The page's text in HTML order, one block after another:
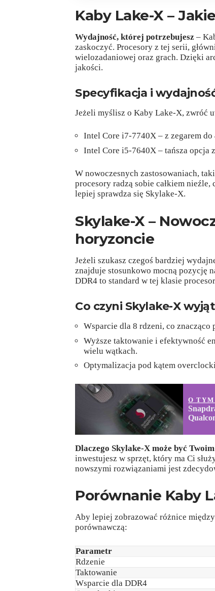
Kaby Lake-X –
Wydajność, której potrzebujesz –
zaskoczyć. Procesory z tej serii,
wielozadaniowej oraz grach. Dzięki
jakości.
Specyfikacja i
Jeżeli myślisz o Kaby Lake-X, zwróć
Intel Core i7-7740X – z zegarem
Intel Core i5-7640X – tańsza opcja
W nowoczesnych zastosowaniach,
procesory radzą sobie całkiem
lepiej sprawdza się Skylake-X.
Skylake-X –
horyzoncie
Jeżeli szukasz czegoś bardziej
znajduje stosunkowo mocną pozycję
DDR4 to standard w tej klasie
Co czyni Skylake-X
Wsparcie dla 8 rdzeni, co
Wyższe taktowanie i efektywność
wielu wątkach.
Optymalizacja pod kątem
O
Dlaczego Skylake-X może być
inwestujesz w sprzęt, który ma Ci
nowszymi rozwiązaniami jest
Porównanie Kaby
Aby lepiej zobrazować różnice
porównawczą:
Parametr
Rdzenie
Taktowanie
Wsparcie dla DDR4